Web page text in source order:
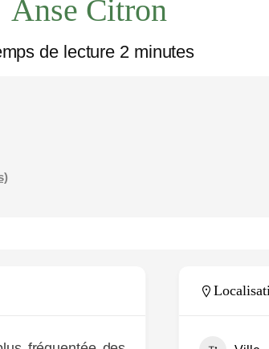
Anse Citron
de lecture 2 minutes